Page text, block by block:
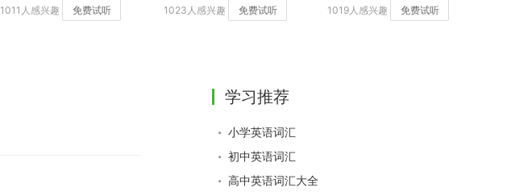
1011人感兴趣 免费试听 1023人感兴趣 免费试听 1019人感兴趣 免费试听
学习推荐
小学英语词汇
初中英语词汇
高中英语词汇大全